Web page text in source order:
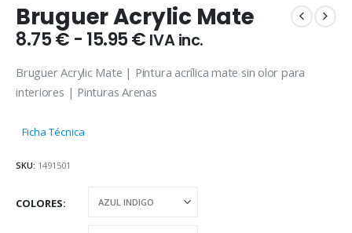
Bruguer Acrylic Mate
8.75€ - 15.95€Rango
precios:
desde
IVA inc.
Bruguer Acrylic Mate | Pintura acrílica mate sin olor para
interiores | Pinturas Arenas
Ficha Técnica
SKU: 1491501
COLORES